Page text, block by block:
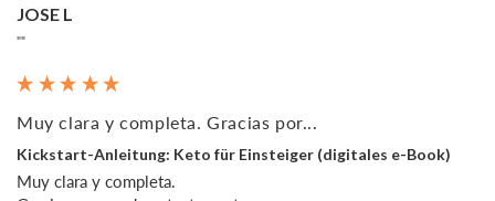
JOSE L
""
Muy clara y completa. Gracias por...
Kickstart-Anleitung: Keto für Einsteiger (digitales e-Book)
Muy clara y completa.